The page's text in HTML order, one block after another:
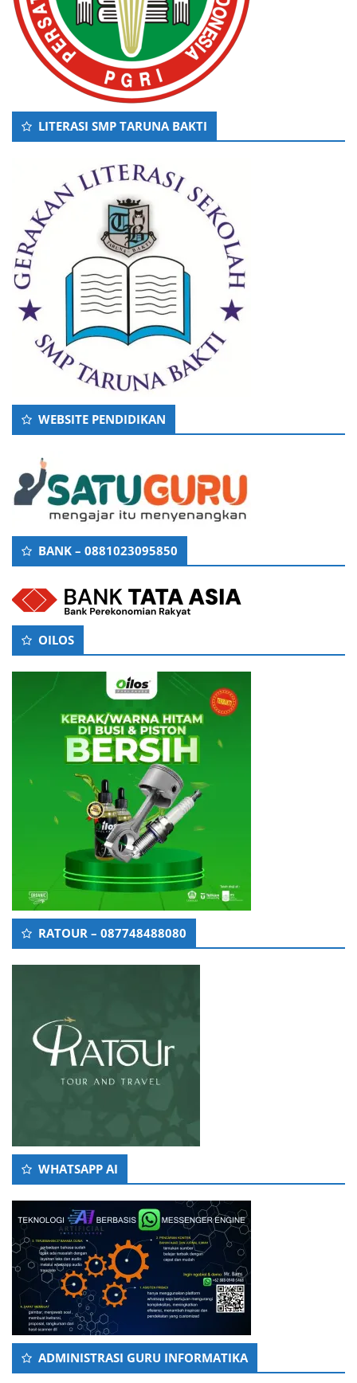
LITERASI SMP TARUNA BAKTI
WEBSITE PENDIDIKAN
BANK – 0881023095850
OILOS
RATOUR – 087748488080
WHATSAPP AI
ADMINISTRASI GURU INFORMATIKA